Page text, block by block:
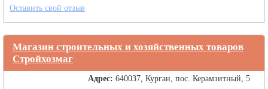
Оставить свой отзыв
Магазин строительных и хозяйственных товаров
Стройхозмаг
Адрес: 640037, Курган, пос. Керамзитный, 5